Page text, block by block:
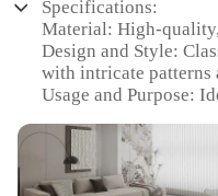
Specifications:
Material: High-
Design and Style:
with intricate patterns
Usage and Purpose:
Shape and Size:
various spaces